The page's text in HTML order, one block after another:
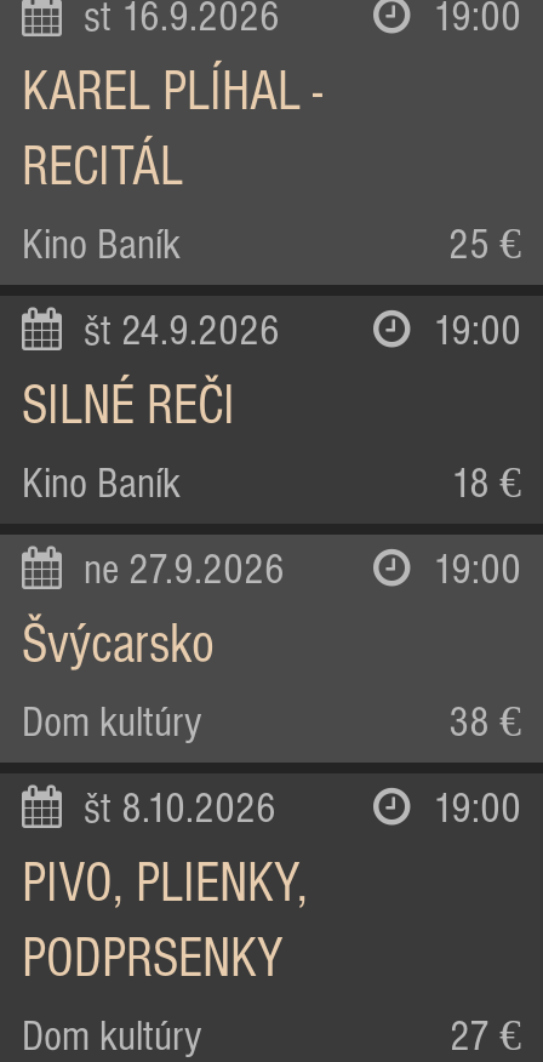
st 16.9.2026 19:00
KAREL PLÍHAL -
RECITÁL
Kino Baník 25 €
št 24.9.2026 19:00
SILNÉ REČI
Kino Baník 18 €
ne 27.9.2026 19:00
Švýcarsko
Dom kultúry 38 €
št 8.10.2026 19:00
PIVO, PLIENKY,
PODPRSENKY
Dom kultúry 27 €